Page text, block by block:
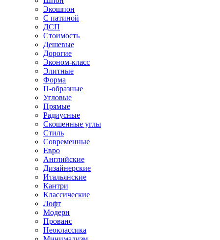
Экошпон
С патиной
ДСП
Стоимость
Дешевые
Дорогие
Эконом-класс
Элитные
Форма
П-образные
Угловые
Прямые
Радиусные
Скошенные углы
Стиль
Современные
Евро
Английские
Дизайнерские
Итальянские
Кантри
Классические
Лофт
Модерн
Прованс
Неоклассика